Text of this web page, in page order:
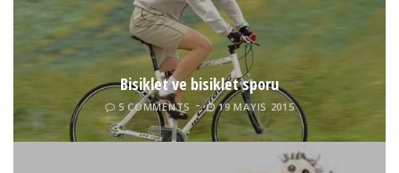
Bisiklet ve bisiklet sporu
5 COMMENTS 19 MAYIS 2015